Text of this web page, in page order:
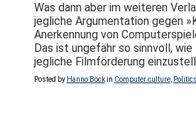
Was dann aber im weiteren
jegliche Argumentation gegen
Anerkennung von
Das ist ungefähr so sinnvoll,
jegliche Filmförderung
Posted by Hanno Böckin Computer culture, Politics